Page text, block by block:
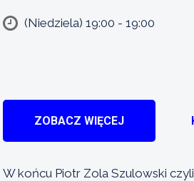
(Niedziela) 19:00 - 19:00
ZOBACZ WIĘCEJ
W końcu Piotr Zola Szulowski